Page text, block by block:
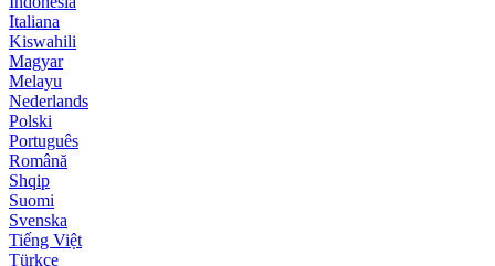
Italiana
Kiswahili
Magyar
Melayu
Nederlands
Polski
Português
Română
Shqip
Suomi
Svenska
Tiếng Việt
Türkçe